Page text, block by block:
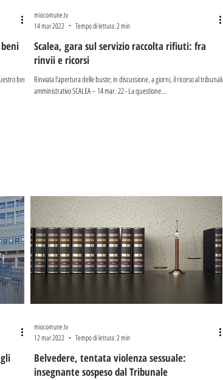
beni
Scalea, gara sul servizio raccolta rifiuti: fra
rinvii e ricorsi
Rinviata l'apertura delle buste; in discussione, a giorni, il ricorso al tribunale
amministrativo SCALEA – 14 mar. 22 - La questione...
miocomune.tv
14 mar 2022
Tempo di lettura: 2 min
Belvedere, tentata violenza sessuale:
insegnante sospeso dal Tribunale
miocomune.tv
12 mar 2022
Tempo di lettura: 2 min